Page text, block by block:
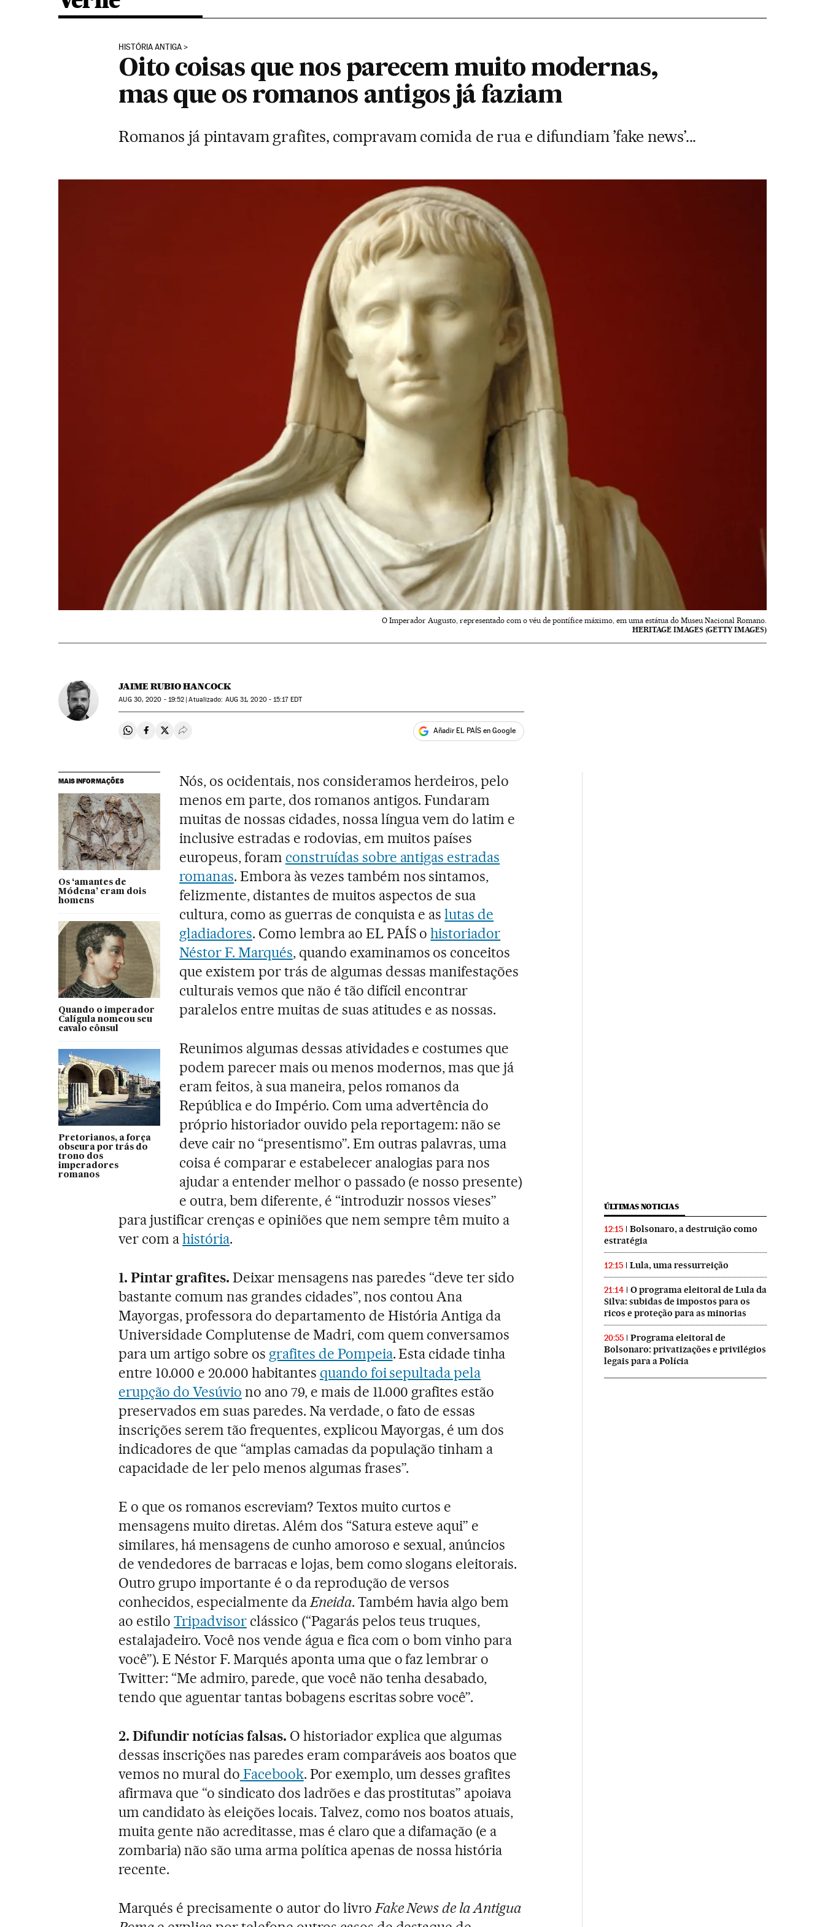
HISTÓRIA ANTIGA
Oito coisas que nos parecem muito modernas,
mas que os romanos antigos já faziam
Romanos já pintavam grafites, compravam comida de rua e difundiam ’fake news’...
O Imperador Augusto, representado com o véu de pontífice máximo, em uma estátua do Museu Nacional Romano.
HERITAGE IMAGES (GETTY IMAGES)
JAIME RUBIO HANCOCK
AUG30, 2020 - 19:52 atualizado: AUG31, 2020 - 15:17EDT
Compartir en Whatsapp
Compartir en Facebook
Compartir en Twitter
Desplegar Redes Sociales Añadir EL PAÍS en Google
MAIS INFORMAÇÕES
Os ‘amantes de
Módena’ eram dois
homens
Quando o imperador
Calígula nomeou seu
cavalo cônsul
Pretorianos, a força
obscura por trás do
trono dos
imperadores
romanos
Nós, os ocidentais, nos consideramos herdeiros, pelo
menos em parte, dos romanos antigos. Fundaram
muitas de nossas cidades, nossa língua vem do latim e
inclusive estradas e rodovias, em muitos países
europeus, foram construídas sobre antigas estradas
romanas. Embora às vezes também nos sintamos,
felizmente, distantes de muitos aspectos de sua
cultura, como as guerras de conquista e aslutas de
gladiadores. Como lembra ao EL PAÍS ohistoriador
Néstor F. Marqués, quando examinamos os conceitos
que existem por trás de algumas dessas manifestações
culturais vemos que não é tão difícil encontrar
paralelos entre muitas de suas atitudes e as nossas.
Reunimos algumas dessas atividades e costumes que
podem parecer mais ou menos modernos, mas que já
eram feitos, à sua maneira, pelos romanos da
República e do Império. Com uma advertência do
próprio historiador ouvido pela reportagem: não se
deve cair no “presentismo”. Em outras palavras, uma
coisa é comparar e estabelecer analogias para nos
ajudar a entender melhor o passado (e nosso presente)
e outra, bem diferente, é “introduzir nossos vieses”
para justificar crenças e opiniões que nem sempre têm muito a
ver com ahistória.
1. Pintar grafites. Deixar mensagens nas paredes “deve ter sido
bastante comum nas grandes cidades”, nos contou Ana
Mayorgas, professora do departamento de História Antiga da
Universidade Complutense de Madri, com quem conversamos
para um artigo sobre os grafites de Pompeia. Esta cidade tinha
entre 10.000 e 20.000 habitantes quando foi sepultada pela
erupção do Vesúvio no ano 79, e mais de 11.000 grafites estão
preservados em suas paredes. Na verdade, o fato de essas
inscrições serem tão frequentes, explicou Mayorgas, é um dos
indicadores de que “amplas camadas da população tinham a
capacidade de ler pelo menos algumas frases”.
E o que os romanos escreviam? Textos muito curtos e
mensagens muito diretas. Além dos “Satura esteve aqui” e
similares, há mensagens de cunho amoroso e sexual, anúncios
de vendedores de barracas e lojas, bem como slogans eleitorais.
Outro grupo importante é o da reprodução de versos
conhecidos, especialmente daEneida. Também havia algo bem
ao estiloTripadvisorclássico (“Pagarás pelos teus truques,
estalajadeiro. Você nos vende água e fica com o bom vinho para
você”). E Néstor F. Marqués aponta uma que o faz lembrar o
Twitter: “Me admiro, parede, que você não tenha desabado,
tendo que aguentar tantas bobagens escritas sobre você”.
2. Difundir notícias falsas. O historiador explica que algumas
dessas inscrições nas paredes eram comparáveis aos boatos que
vemos no mural do Facebook. Por exemplo, um desses grafites
afirmava que “o sindicato dos ladrões e das prostitutas” apoiava
um candidato às eleições locais. Talvez, como nos boatos atuais,
muita gente não acreditasse, mas é claro que a difamação (e a
zombaria) não são uma arma política apenas de nossa história
recente.
Marqués é precisamente o autor do livroFake News de la Antigua
ÚLTIMAS NOTICIAS
12:15
Bolsonaro, a destruição como
estratégia
12:15 Lula, uma ressurreição
21:14
O programa eleitoral de Lula da
Silva: subidas de impostos para os
ricos e proteção para as minorias
20:55
Programa eleitoral de
Bolsonaro: privatizações e privilégios
legais para a Polícia